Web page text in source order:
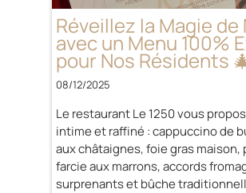
Réveillez la Magie de
avec un Menu 100%
pour Nos Résidents
08/12/2025
Le restaurant Le 1250 vous
intime et raffiné : cappuccino de
aux châtaignes, foie gras maison,
farcie aux marrons, accords
surprenants et bûche